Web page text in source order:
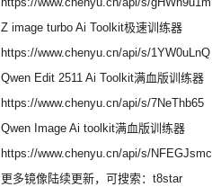
Z image turbo Ai Toolkit极速训练器
https://www.chenyu.cn/api/s/1YW0uLnQ
Qwen Edit 2511 Ai Toolkit满血版训练器
https://www.chenyu.cn/api/s/7NeThb65
Qwen Image Ai toolkit满血版训练器
https://www.chenyu.cn/api/s/NFEGJsmc
更多镜像陆续更新，可搜索：t8star